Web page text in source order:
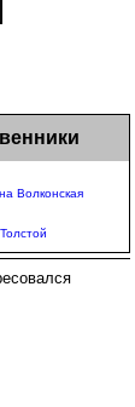
Волконская